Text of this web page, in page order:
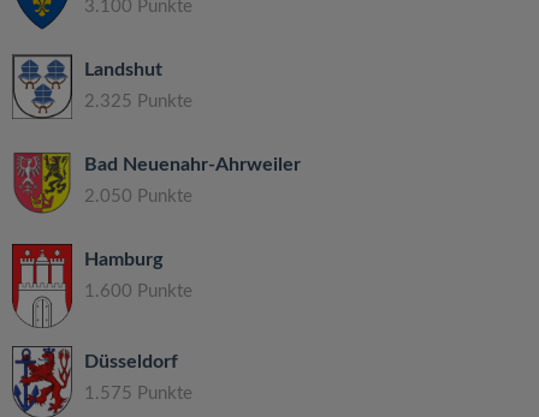
3.100 Punkte
Landshut
2.325 Punkte
Bad Neuenahr-Ahrweiler
2.050 Punkte
Hamburg
1.600 Punkte
Düsseldorf
1.575 Punkte